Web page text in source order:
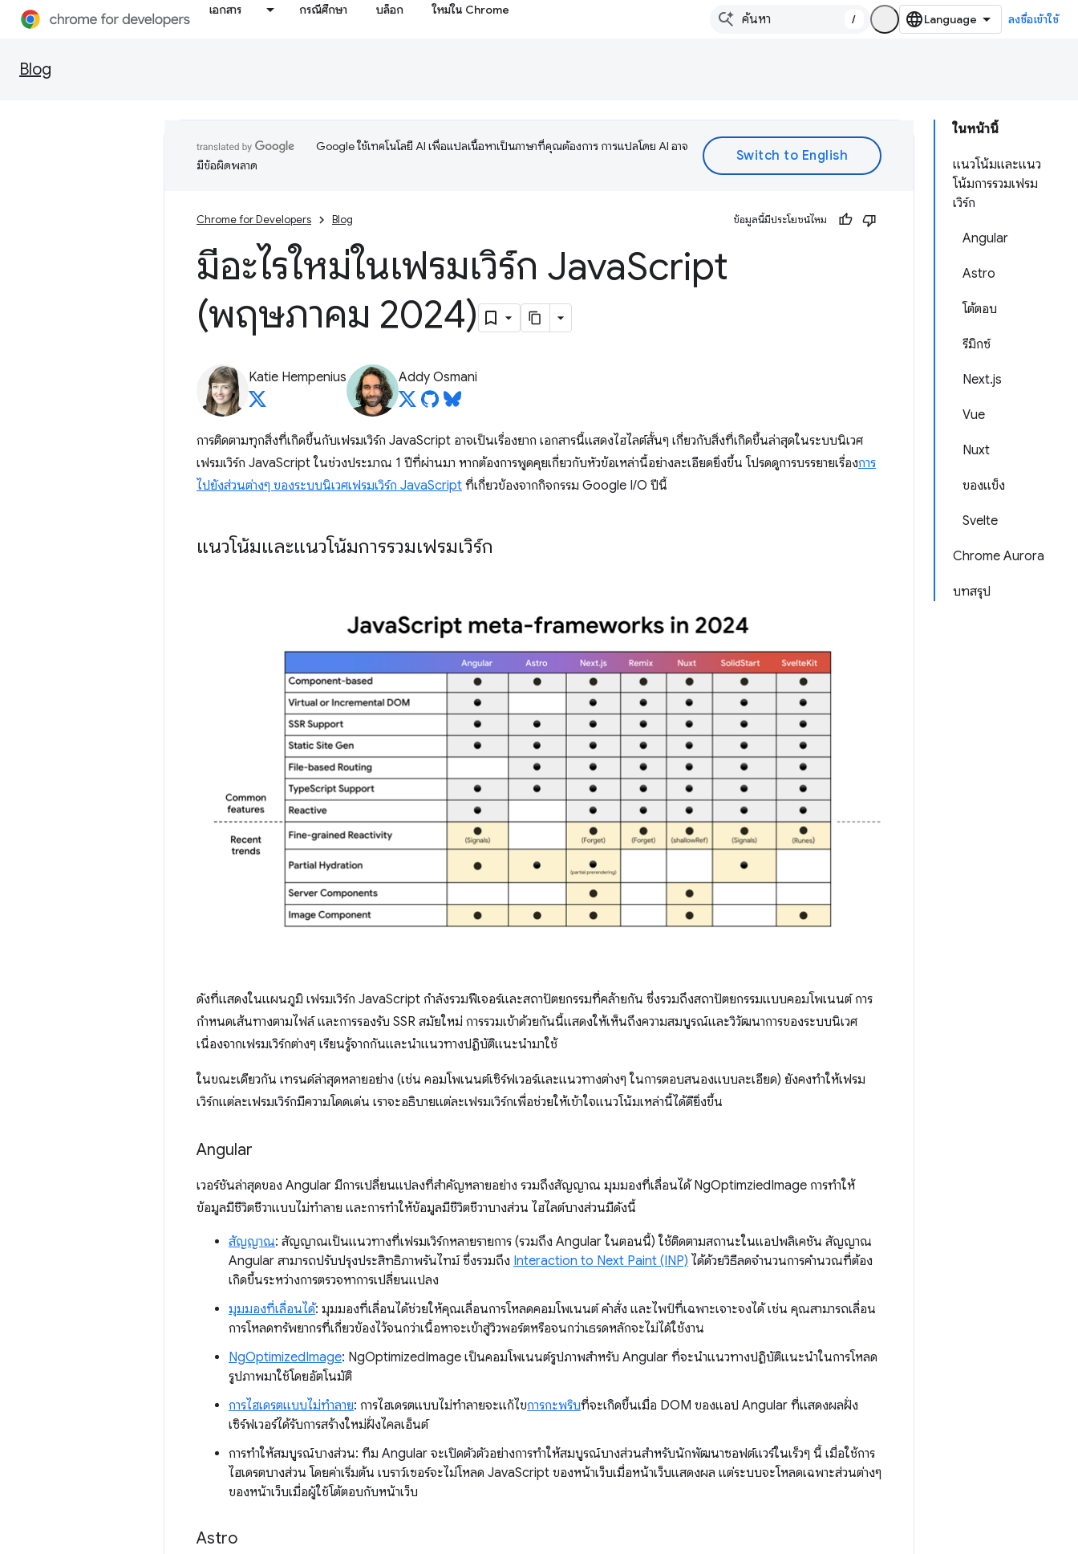
เอกสาร กรณีศึกษา บล็อก ใหม่ใน Chrome
/ ลงชื่อเข้าใช้
Blog
ในหน้านี้
แนวโน้มและแนว
โน้มการรวมเฟรม
เวิร์ก
Angular
Astro
โต้ตอบ
รีมิกซ์
Next.js
Vue
Nuxt
ของแข็ง
Svelte
Chrome Aurora
บทสรุป
Google ใช้เทคโนโลยี AI เพื่อแปลเนื้อหาเป็นภาษาที่คุณต้องการ การแปลโดย AI อาจ
มีข้อผิดพลาด
Chrome for Developers Blog ข้อมูลนี้มีประโยชน์ไหม
มีอะไรใหม่ในเฟรมเวิร์ก JavaScript
(พฤษภาคม 2024)
Katie Hempenius Addy Osmani
การติดตามทุกสิ่งที่เกิดขึ้นกับเฟรมเวิร์ก JavaScript อาจเป็นเรื่องยาก เอกสารนี้แสดงไฮไลต์สั้นๆ เกี่ยวกับสิ่งที่เกิดขึ้นล่าสุดในระบบนิเวศ
เฟรมเวิร์ก JavaScript ในช่วงประมาณ 1 ปีที่ผ่านมา หากต้องการพูดคุยเกี่ยวกับหัวข้อเหล่านี้อย่างละเอียดยิ่งขึ้น โปรดดูการบรรยายเรื่องการ
ไปยังส่วนต่างๆ ของระบบนิเวศเฟรมเวิร์ก JavaScript ที่เกี่ยวข้องจากกิจกรรม Google I/O ปีนี้
แนวโน้มและแนวโน้มการรวมเฟรมเวิร์ก
ดังที่แสดงในแผนภูมิ เฟรมเวิร์ก JavaScript กำลังรวมฟีเจอร์และสถาปัตยกรรมที่คล้ายกัน ซึ่งรวมถึงสถาปัตยกรรมแบบคอมโพเนนต์ การ
กำหนดเส้นทางตามไฟล์ และการรองรับ SSR สมัยใหม่ การรวมเข้าด้วยกันนี้แสดงให้เห็นถึงความสมบูรณ์และวิวัฒนาการของระบบนิเวศ
เนื่องจากเฟรมเวิร์กต่างๆ เรียนรู้จากกันและนำแนวทางปฏิบัติแนะนำมาใช้
ในขณะเดียวกัน เทรนด์ล่าสุดหลายอย่าง (เช่น คอมโพเนนต์เซิร์ฟเวอร์และแนวทางต่างๆ ในการตอบสนองแบบละเอียด) ยังคงทำให้เฟรม
เวิร์กแต่ละเฟรมเวิร์กมีความโดดเด่น เราจะอธิบายแต่ละเฟรมเวิร์กเพื่อช่วยให้เข้าใจแนวโน้มเหล่านี้ได้ดียิ่งขึ้น
Angular
เวอร์ชันล่าสุดของ Angular มีการเปลี่ยนแปลงที่สำคัญหลายอย่าง รวมถึงสัญญาณ มุมมองที่เลื่อนได้ NgOptimziedImage การทำให้
ข้อมูลมีชีวิตชีวาแบบไม่ทำลาย และการทำให้ข้อมูลมีชีวิตชีวาบางส่วน ไฮไลต์บางส่วนมีดังนี้
สัญญาณ: สัญญาณเป็นแนวทางที่เฟรมเวิร์กหลายรายการ (รวมถึง Angular ในตอนนี้) ใช้ติดตามสถานะในแอปพลิเคชัน สัญญาณ
Angular สามารถปรับปรุงประสิทธิภาพรันไทม์ ซึ่งรวมถึง Interaction to Next Paint (INP) ได้ด้วยวิธีลดจํานวนการคํานวณที่ต้อง
เกิดขึ้นระหว่างการตรวจหาการเปลี่ยนแปลง
มุมมองที่เลื่อนได้: มุมมองที่เลื่อนได้ช่วยให้คุณเลื่อนการโหลดคอมโพเนนต์ คำสั่ง และไพป์ที่เฉพาะเจาะจงได้ เช่น คุณสามารถเลื่อน
การโหลดทรัพยากรที่เกี่ยวข้องไว้จนกว่าเนื้อหาจะเข้าสู่วิวพอร์ตหรือจนกว่าเธรดหลักจะไม่ได้ใช้งาน
NgOptimizedImage: NgOptimizedImage เป็นคอมโพเนนต์รูปภาพสําหรับ Angular ที่จะนําแนวทางปฏิบัติแนะนําในการโหลด
รูปภาพมาใช้โดยอัตโนมัติ
การไฮเดรตแบบไม่ทำลาย: การไฮเดรตแบบไม่ทำลายจะแก้ไขการกะพริบที่จะเกิดขึ้นเมื่อ DOM ของแอป Angular ที่แสดงผลฝั่ง
เซิร์ฟเวอร์ได้รับการสร้างใหม่ฝั่งไคลเอ็นต์
การทำให้สมบูรณ์บางส่วน: ทีม Angular จะเปิดตัวตัวอย่างการทำให้สมบูรณ์บางส่วนสำหรับนักพัฒนาซอฟต์แวร์ในเร็วๆ นี้ เมื่อใช้การ
ไฮเดรตบางส่วน โดยค่าเริ่มต้น เบราว์เซอร์จะไม่โหลด JavaScript ของหน้าเว็บเมื่อหน้าเว็บแสดงผล แต่ระบบจะโหลดเฉพาะส่วนต่างๆ
ของหน้าเว็บเมื่อผู้ใช้โต้ตอบกับหน้าเว็บ
Astro